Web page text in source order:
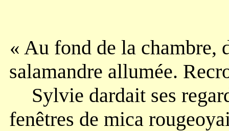
« Au fond de la chambre,
salamandre allumée.
Sylvie dardait ses
fenêtres de mica